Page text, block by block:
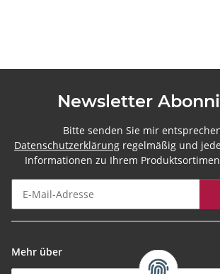
Newsletter
Bitte senden Sie mir
Datenschutzerklärung regelmäßig und
Informationen zu Ihrem
Mehr über